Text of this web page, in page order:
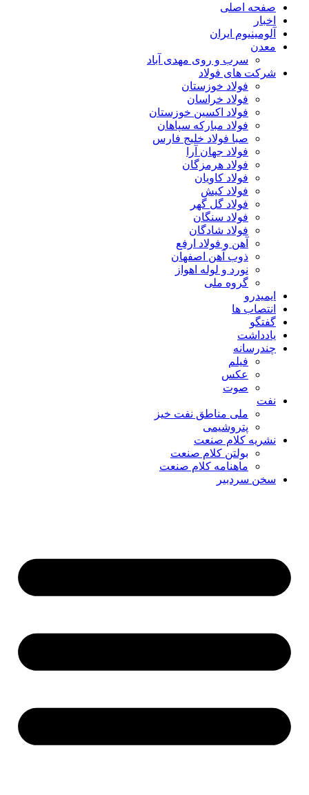
صفحه اصلی
اخبار
آلومینیوم ایران
معدن
سرب و روی مهدی آباد
شرکت های فولاد
فولاد خوزستان
فولاد خراسان
فولاد اکسین خوزستان
فولاد مبارکه سپاهان
صبا فولاد خلیج فارس
فولاد جهان آرا
فولاد هرمزگان
فولاد کاویان
فولاد کیش
فولاد گل گهر
فولاد سنگان
فولاد شادگان
آهن و فولاد ارفع
ذوب آهن اصفهان
نورد و لوله اهواز
گروه ملی
ایمیدرو
انتصاب ها
گفتگو
یادداشت
چندرسانه
فیلم
عکس
صوت
نفت
ملی مناطق نفت خیز
پتروشیمی
نشریه کلام صنعت
بولتن کلام صنعت
ماهنامه کلام صنعت
سخن سردبیر